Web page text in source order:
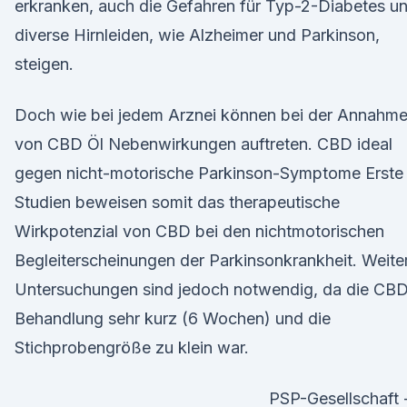
erkranken, auch die Gefahren für Typ-2-Diabetes
diverse Hirnleiden, wie Alzheimer und Parkinson,
steigen.
Doch wie bei jedem Arznei können bei der Annahme
von CBD Öl Nebenwirkungen auftreten. CBD ideal
gegen nicht-motorische Parkinson-Symptome Erste
Studien beweisen somit das therapeutische
Wirkpotenzial von CBD bei den nichtmotorischen
Begleiterscheinungen der Parkinsonkrankheit.
Untersuchungen sind jedoch notwendig, da die CBD
Behandlung sehr kurz (6 Wochen) und die
Stichprobengröße zu klein war.
PSP-Gesellschaft